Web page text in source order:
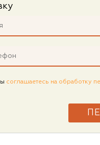
соглашаетесь на обработку